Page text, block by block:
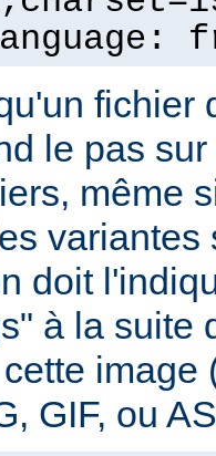
fichier
le pas
même
variantes
doit
à la suite
image
GIF, ou